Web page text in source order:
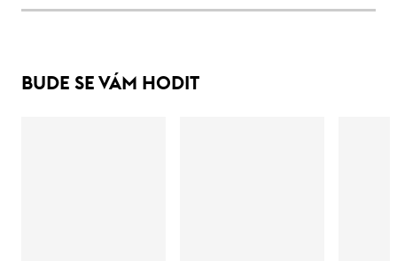
BUDE SE VÁM HODIT